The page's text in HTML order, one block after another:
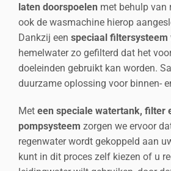
laten doorspoelen met behulp van
ook de wasmachine hierop
Dankzij een speciaal filtersysteem
hemelwater zo gefilterd dat het
doeleinden gebruikt kan worden.
duurzame oplossing voor binnen-
Met een speciale watertank, filter
pompsysteem zorgen we ervoor
regenwater wordt gekoppeld aan
kunt in dit proces zelf kiezen of u